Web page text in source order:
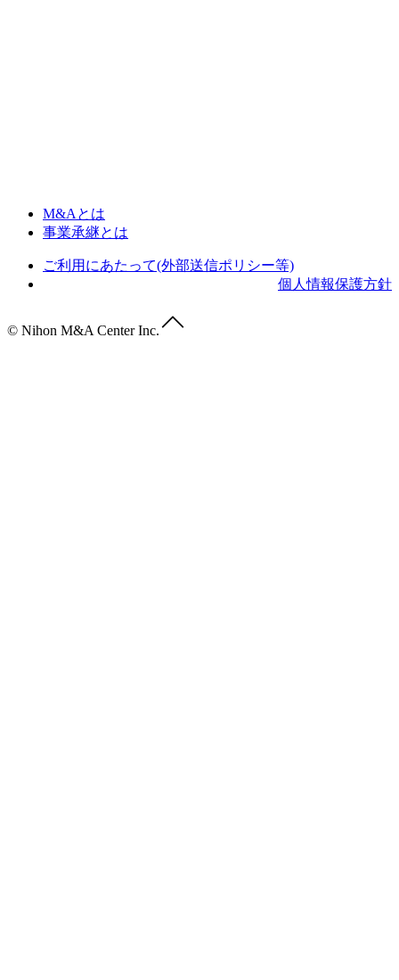
M&Aとは
事業承継とは
ご利用にあたって(外部送信ポリシー等)
個人情報保護方針
© Nihon M&A Center Inc.